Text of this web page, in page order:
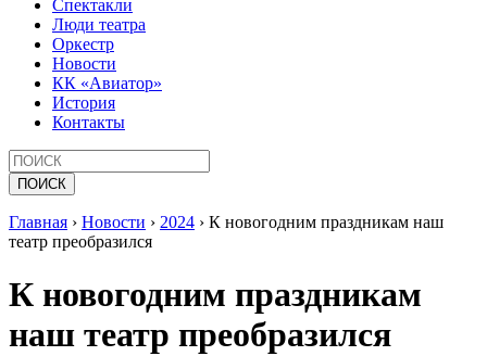
Спектакли
Люди театра
Оркестр
Новости
КК «Авиатор»
История
Контакты
Главная › Новости › 2024 › К новогодним праздникам наш
театр преобразился
К новогодним праздникам
наш театр преобразился